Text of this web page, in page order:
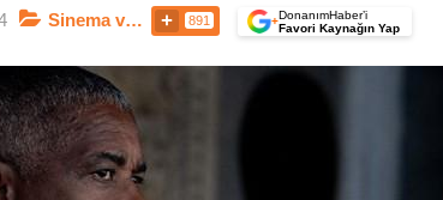
Sinema ve Dizi 891 +DonanımHaber’i
Favori Kaynağın Yap